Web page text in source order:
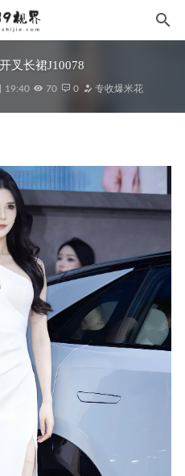
叉长裙J10078
19:40 70 0 专收爆米花
12-29
07-25
2021-09-14
18